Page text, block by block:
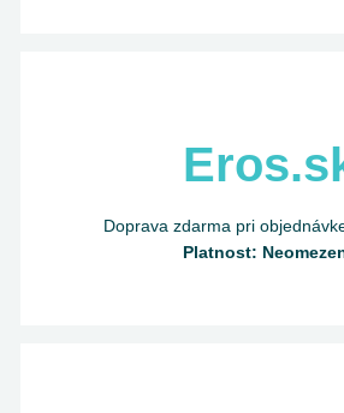
Doprava zdarma pri
Platnost: